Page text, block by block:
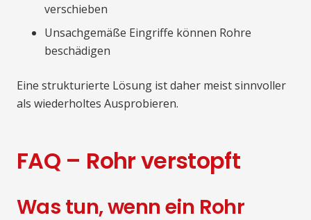
verschieben
Unsachgemäße Eingriffe können Rohre
beschädigen
Eine strukturierte Lösung ist daher meist sinnvoller
als wiederholtes Ausprobieren.
FAQ – Rohr verstopft
Was tun, wenn ein Rohr